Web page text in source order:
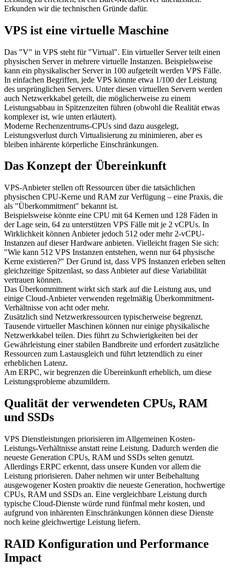
Erkunden wir die technischen Gründe dafür.
VPS ist eine virtuelle Maschine
Das "V" in VPS steht für "Virtual". Ein virtueller Server teilt einen
physischen Server in mehrere virtuelle Instanzen. Beispielsweise
kann ein physikalischer Server in 100 aufgeteilt werden VPS Fälle.
In einfachen Begriffen, jede VPS könnte etwa 1/100 der Leistung
des ursprünglichen Servers. Unter diesen virtuellen Servern werden
auch Netzwerkkabel geteilt, die möglicherweise zu einem
Leistungsabbau in Spitzenzeiten führen (obwohl die Realität etwas
komplexer ist, wie unten erläutert).
Moderne Rechenzentrums-CPUs sind dazu ausgelegt,
Leistungsverlust durch Virtualisierung zu minimieren, aber es
bleiben inhärente körperliche Einschränkungen.
Das Konzept der Übereinkunft
VPS-Anbieter stellen oft Ressourcen über die tatsächlichen
physischen CPU-Kerne und RAM zur Verfügung – eine Praxis, die
als "Überkommitment" bekannt ist.
Beispielsweise könnte eine CPU mit 64 Kernen und 128 Fäden in
der Lage sein, 64 zu unterstützen VPS Fälle mit je 2 vCPUs. In
Wirklichkeit können Anbieter jedoch 512 oder mehr 2-vCPU-
Instanzen auf dieser Hardware anbieten. Vielleicht fragen Sie sich:
"Wie kann 512 VPS Instanzen entstehen, wenn nur 64 physische
Kerne existieren?" Der Grund ist, dass VPS Instanzen erleben selten
gleichzeitige Spitzenlast, so dass Anbieter auf diese Variabilität
vertrauen können.
Das Überkommitment wirkt sich stark auf die Leistung aus, und
einige Cloud-Anbieter verwenden regelmäßig Überkommitment-
Verhältnisse von acht oder mehr.
Zusätzlich sind Netzwerkressourcen typischerweise begrenzt.
Tausende virtueller Maschinen können nur einige physikalische
Netzwerkkabel teilen. Dies führt zu Schwierigkeiten bei der
Gewährleistung einer stabilen Bandbreite und erfordert zusätzliche
Ressourcen zum Lastausgleich und führt letztendlich zu einer
erheblichen Latenz.
Am ERPC, wir begrenzen die Übereinkunft erheblich, um diese
Leistungsprobleme abzumildern.
Qualität der verwendeten CPUs, RAM
und SSDs
VPS Dienstleistungen priorisieren im Allgemeinen Kosten-
Leistungs-Verhältnisse anstatt reine Leistung. Dadurch werden die
neueste Generation CPUs, RAM und SSDs selten genutzt.
Allerdings ERPC erkennt, dass unsere Kunden vor allem die
Leistung priorisieren. Daher nehmen wir unter Beibehaltung
ausgewogener Kosten proaktiv die neueste Generation, hochwertige
CPUs, RAM und SSDs an. Eine vergleichbare Leistung durch
typische Cloud-Dienste würde rund fünfmal mehr kosten, und
aufgrund von inhärenten Einschränkungen können diese Dienste
noch keine gleichwertige Leistung liefern.
RAID Konfiguration und Performance
Impact